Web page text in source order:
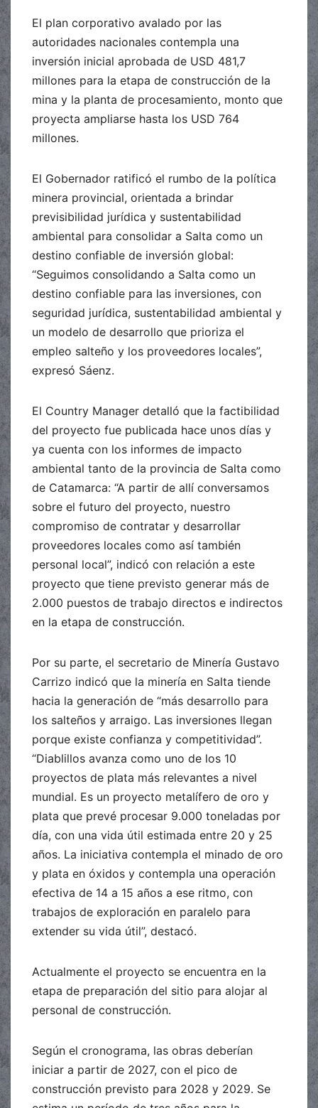
El plan corporativo avalado por las
autoridades nacionales contempla una
inversión inicial aprobada de USD 481,7
millones para la etapa de construcción de la
mina y la planta de procesamiento, monto que
proyecta ampliarse hasta los USD 764
millones.
El Gobernador ratificó el rumbo de la política
minera provincial, orientada a brindar
previsibilidad jurídica y sustentabilidad
ambiental para consolidar a Salta como un
destino confiable de inversión global:
“Seguimos consolidando a Salta como un
destino confiable para las inversiones, con
seguridad jurídica, sustentabilidad ambiental y
un modelo de desarrollo que prioriza el
empleo salteño y los proveedores locales”,
expresó Sáenz.
El Country Manager detalló que la factibilidad
del proyecto fue publicada hace unos días y
ya cuenta con los informes de impacto
ambiental tanto de la provincia de Salta como
de Catamarca: “A partir de allí conversamos
sobre el futuro del proyecto, nuestro
compromiso de contratar y desarrollar
proveedores locales como así también
personal local”, indicó con relación a este
proyecto que tiene previsto generar más de
2.000 puestos de trabajo directos e indirectos
en la etapa de construcción.
Por su parte, el secretario de Minería Gustavo
Carrizo indicó que la minería en Salta tiende
hacia la generación de “más desarrollo para
los salteños y arraigo. Las inversiones llegan
porque existe confianza y competitividad”.
“Diablillos avanza como uno de los 10
proyectos de plata más relevantes a nivel
mundial. Es un proyecto metalífero de oro y
plata que prevé procesar 9.000 toneladas por
día, con una vida útil estimada entre 20 y 25
años. La iniciativa contempla el minado de oro
y plata en óxidos y contempla una operación
efectiva de 14 a 15 años a ese ritmo, con
trabajos de exploración en paralelo para
extender su vida útil”, destacó.
Actualmente el proyecto se encuentra en la
etapa de preparación del sitio para alojar al
personal de construcción.
Según el cronograma, las obras deberían
iniciar a partir de 2027, con el pico de
construcción previsto para 2028 y 2029. Se